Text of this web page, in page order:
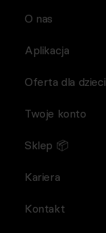
O nas
Aplikacja
Oferta dla dzieci
Twoje konto
Sklep 📦
Kariera
Kontakt